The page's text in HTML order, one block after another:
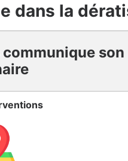
dans la
communique son